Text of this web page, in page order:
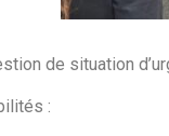
de situation
: